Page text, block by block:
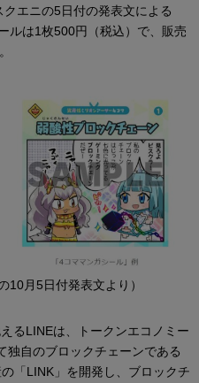
エニの5日付の発表文による
ルは1枚500円（税込）で、販売
10月5日付発表文より）
るLINEは、トークンエコノミー
独自のブロックチェーンである
「LINK」を開発し、ブロックチ